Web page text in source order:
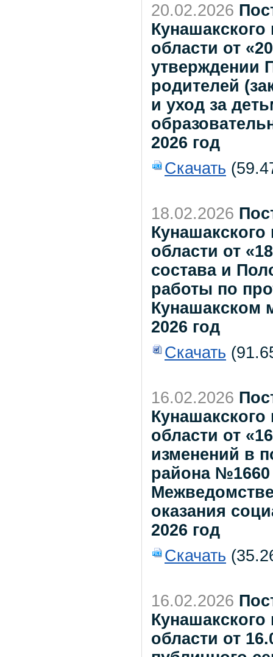
20.02.2026
области от
утверждении
родителей
и уход за
2026 год
Скачать
18.02.2026
области от
состава и
работы по
Кунашакском
2026 год
Скачать
16.02.2026
области от
изменений в
района №1660
оказания
2026 год
Скачать
16.02.2026
области от